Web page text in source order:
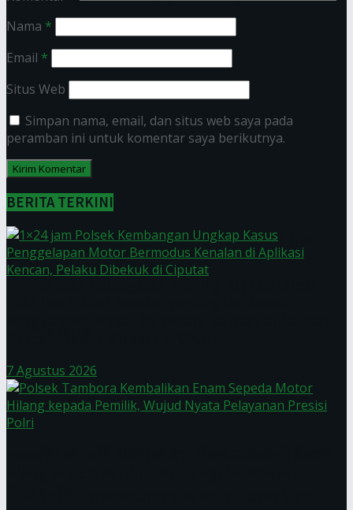
Intelijen dan Krisis Moneter Asia 1998
Wakil Ketua MPR RI: Pemahaman Nilai-Nilai
Nama *
Email *
Situs Web
Simpan nama, email, dan situs web saya pada
peramban ini untuk komentar saya berikutnya.
BERITA TERKINI
7 Agustus 2026